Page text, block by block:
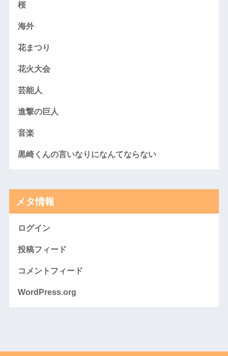
桜
海外
花まつり
花火大会
芸能人
進撃の巨人
音楽
黒崎くんの言いなりになんてならない
メタ情報
ログイン
投稿フィード
コメントフィード
WordPress.org